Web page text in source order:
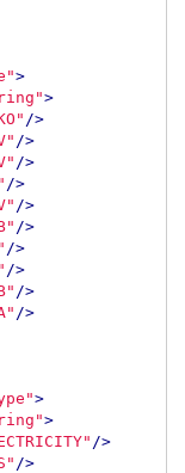
>
>
/>
/>
/>
/>
/>
/>
/>
/>
/>
/>
>
>
/>
/>